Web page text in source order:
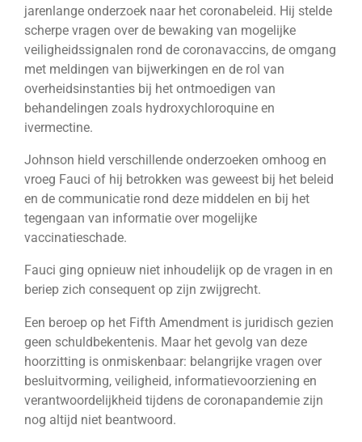
jarenlange onderzoek naar het coronabeleid. Hij stelde
scherpe vragen over de bewaking van mogelijke
veiligheidssignalen rond de coronavaccins, de omgang
met meldingen van bijwerkingen en de rol van
overheidsinstanties bij het ontmoedigen van
behandelingen zoals hydroxychloroquine en
ivermectine.
Johnson hield verschillende onderzoeken omhoog en
vroeg Fauci of hij betrokken was geweest bij het beleid
en de communicatie rond deze middelen en bij het
tegengaan van informatie over mogelijke
vaccinatieschade.
Fauci ging opnieuw niet inhoudelijk op de vragen in en
beriep zich consequent op zijn zwijgrecht.
Een beroep op het Fifth Amendment is juridisch gezien
geen schuldbekentenis. Maar het gevolg van deze
hoorzitting is onmiskenbaar: belangrijke vragen over
besluitvorming, veiligheid, informatievoorziening en
verantwoordelijkheid tijdens de coronapandemie zijn
nog altijd niet beantwoord.